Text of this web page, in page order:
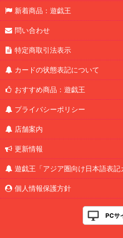
新着商品：遊戯王
問い合わせ
特定商取引法表示
カードの状態表記について
おすすめ商品：遊戯王
プライバシーポリシー
店舗案内
更新情報
遊戯王「アジア圏向け日本語表記
個人情報保護方針
PCサ